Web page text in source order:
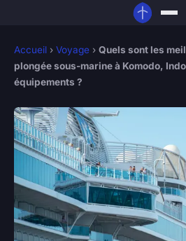
Accueil › Voyage › Quels sont les
plongée sous-marine à Komodo,
équipements ?